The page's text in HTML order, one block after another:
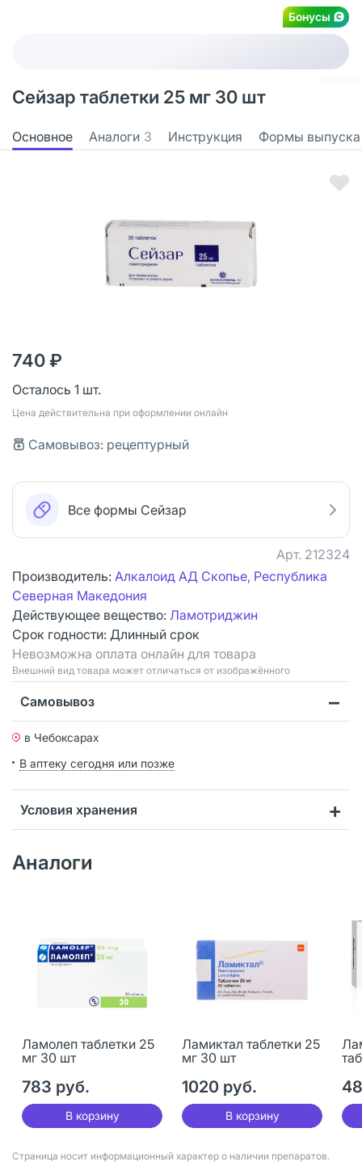
Бонусы
Сейзар таблетки 25 мг 30 шт
Основное Аналоги 3 Инструкция Формы выпуска
740 ₽
Осталось 1 шт.
Цена действительна при оформлении онлайн
Самовывоз: рецептурный
Все формы Сейзар
Арт. 212324
Производитель: Алкалоид АД Скопье, Республика
Северная Македония
Действующее вещество: Ламотриджин
Срок годности: Длинный срок
Невозможна оплата онлайн для товара
Bнешний вид товара может отличаться от изображённого
Самовывоз
в Чебоксарах
В аптеку сегодня или позже
Условия хранения
Аналоги
Ламолеп таблетки 25
мг 30 шт
783 руб.
В корзину
Ламиктал таблетки 25
мг 30 шт
1020 руб.
В корзину
Страница носит информационный характер о наличии препаратов.